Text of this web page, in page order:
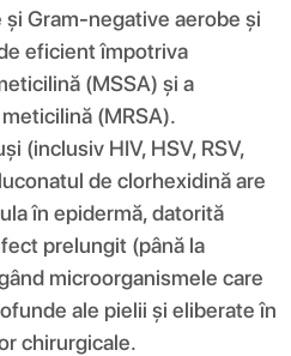
Gram-negative aerobe și
eficient împotriva
(MSSA) și a
(MRSA).
(inclusiv HIV, HSV, RSV,
de clorhexidină are
în epidermă, datorită
prelungit (până la
microorganismele care
ale pielii și eliberate în
chirurgicale.